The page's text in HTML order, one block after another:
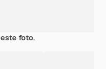
foto.